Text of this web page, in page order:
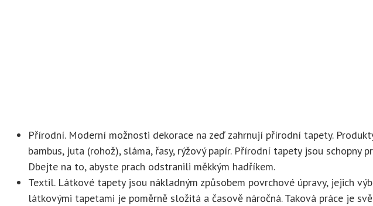
Přírodní. Moderní možnosti dekorace na zeď zahrnují přírodní tapety.
bambus, juta (rohož), sláma, řasy, rýžový papír. Přírodní tapety jsou
Dbejte na to, abyste prach odstranili měkkým hadříkem.
Textil. Látkové tapety jsou nákladným způsobem povrchové úpravy, jejich
látkovými tapetami je poměrně složitá a časově náročná. Taková práce je